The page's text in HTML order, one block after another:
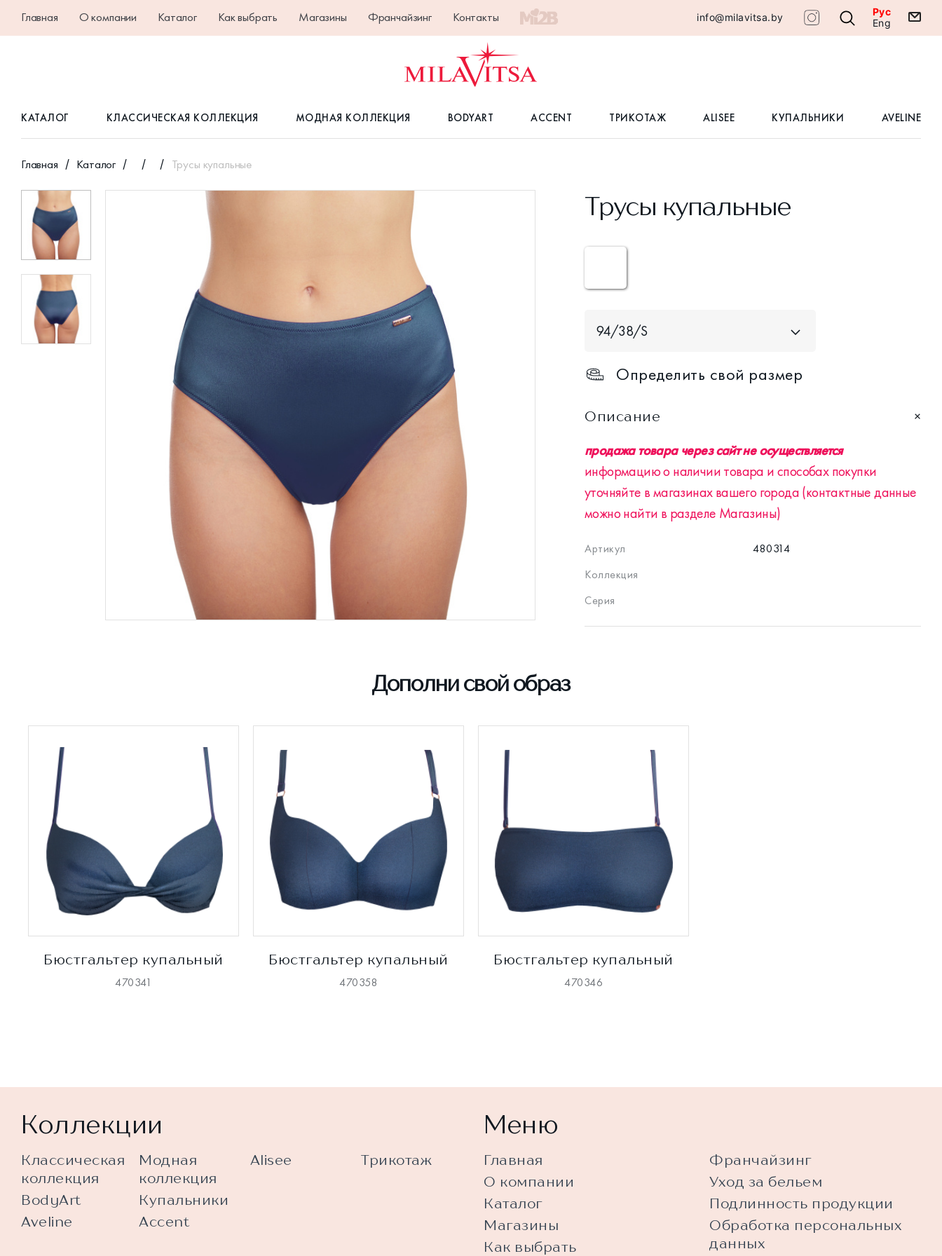
Главная О компании Каталог Как выбрать Магазины Франчайзинг Контакты info@milavitsa.by
Рус
Eng
КАТАЛОГ КЛАССИЧЕСКАЯ КОЛЛЕКЦИЯ МОДНАЯ КОЛЛЕКЦИЯ BODYART ACCENT ТРИКОТАЖ ALISEE КУПАЛЬНИКИ AVELINE
Главная Каталог Трусы купальные
Трусы купальные
94/38/S
Определить свой размер
Описание
продажа товара через сайт не осуществляется
информацию о наличии товара и способах покупки
уточняйте в магазинах вашего города (контактные данные
можно найти в разделе Магазины)
Артикул
480314
Коллекция
Серия
Дополни свой образ
Бюстгальтер купальный
470341
Бюстгальтер купальный
470358
Бюстгальтер купальный
470346
Коллекции
Классическая
коллекция
BodyArt
Aveline
Модная
коллекция
Купальники
Accent
Alisee Трикотаж
Меню
Главная
О компании
Каталог
Магазины
Как выбрать
Франчайзинг
Уход за бельем
Подлинность продукции
Обработка персональных
данных